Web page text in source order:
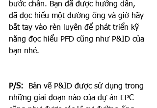
bước chân. Bạn đã được hướng dẫn,
đã đọc hiểu một đường ống và giờ hãy
bắt tay vào rèn luyện để phát triển kỹ
năng đọc hiểu PFD cũng như P&ID của
bạn nhé.
P/S:
  Bản vẽ P&ID được sử dụng trong
những giai đoạn nào của dự án EPC